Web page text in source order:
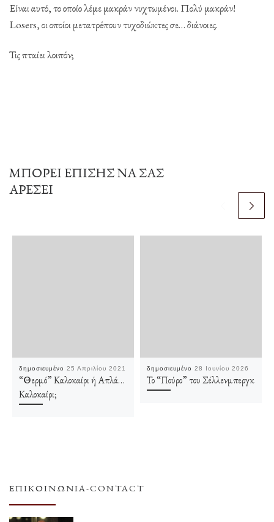
Είναι αυτό, το οποίο λέμε μακράν νυχτωμένοι. Πολύ μακράν!
Losers, οι οποίοι μετατρέπουν τυχοδιώκτες σε… διάνοιες.
Τις πταίει λοιπόν;
ΜΠΟΡΕΊ ΕΠΊΣΗΣ ΝΑ ΣΑΣ
ΑΡΈΣΕΙ
δημοσιευμένο25 Απριλίου 2021
“Θερμό” Καλοκαίρι ή Απλά…
Καλοκαίρι;
δημοσιευμένο28 Ιουνίου 2026
Το “Πούρο” του Σέλλενμπεργκ
ΕΠΙΚΟΙΝΩΝΊΑ-CONTACT